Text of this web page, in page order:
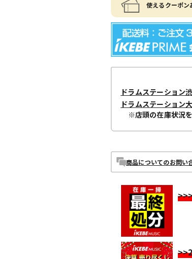
使えるクーポ
ドラムステーション
ドラムステーション
※店頭の在庫状況
商品についてのお問い